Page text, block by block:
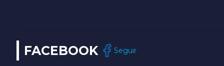
FACEBOOK Seguir